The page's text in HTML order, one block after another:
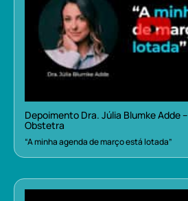
Depoimento Dra. Júlia Blumke Adde
Obstetra
“A minha agenda de março está lotada”